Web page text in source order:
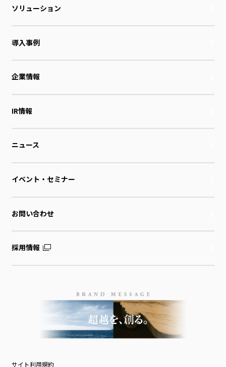
ソリューション
導入事例
企業情報
IR情報
ニュース
イベント・セミナー
お問い合わせ
採用情報
サイト利用規約